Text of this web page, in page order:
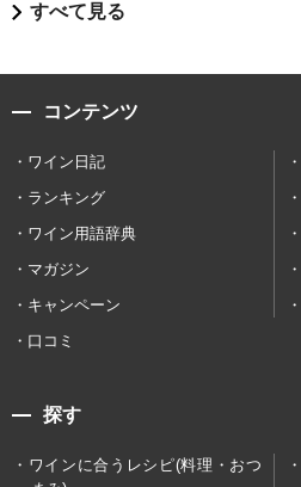
すべて見る
コンテンツ
ワイン日記
ランキング
ワイン用語辞典
マガジン
キャンペーン
口コミ
探す
ワインに合うレシピ(料理・おつ